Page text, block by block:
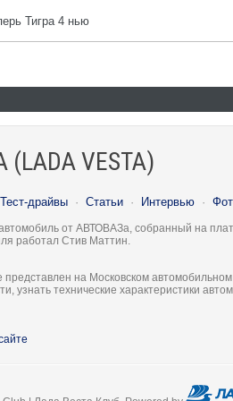
Тигра 4 нью
VESTA)
Тест-драйвы · Статьи · Интервью ·
от АВТОВАЗа, собранный на
работал Стив Маттин.
представлен на Московском
узнать технические характеристики